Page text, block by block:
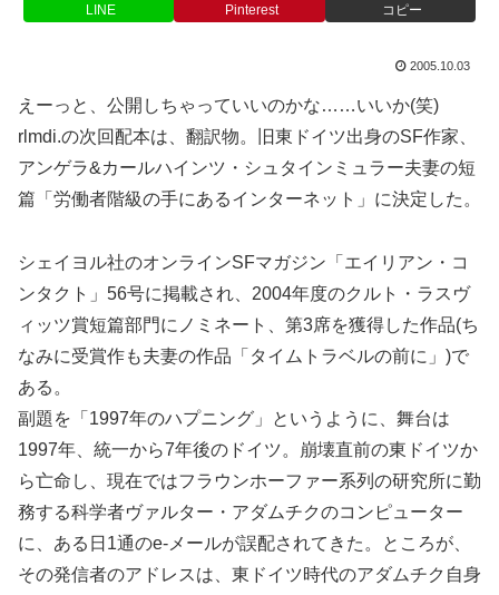
LINE Pinterest コピー
2005.10.03
えーっと、公開しちゃっていいのかな……いいか(笑)
rlmdi.の次回配本は、翻訳物。旧東ドイツ出身のSF作家、
アンゲラ&カールハインツ・シュタインミュラー夫妻の短
篇「労働者階級の手にあるインターネット」に決定した。
シェイヨル社のオンラインSFマガジン「エイリアン・コ
ンタクト」56号に掲載され、2004年度のクルト・ラスヴ
ィッツ賞短篇部門にノミネート、第3席を獲得した作品(ち
なみに受賞作も夫妻の作品「タイムトラベルの前に」)で
ある。
副題を「1997年のハプニング」というように、舞台は
1997年、統一から7年後のドイツ。崩壊直前の東ドイツか
ら亡命し、現在ではフラウンホーファー系列の研究所に勤
務する科学者ヴァルター・アダムチクのコンピューター
に、ある日1通のe-メールが誤配されてきた。ところが、
その発信者のアドレスは、東ドイツ時代のアダムチク自身